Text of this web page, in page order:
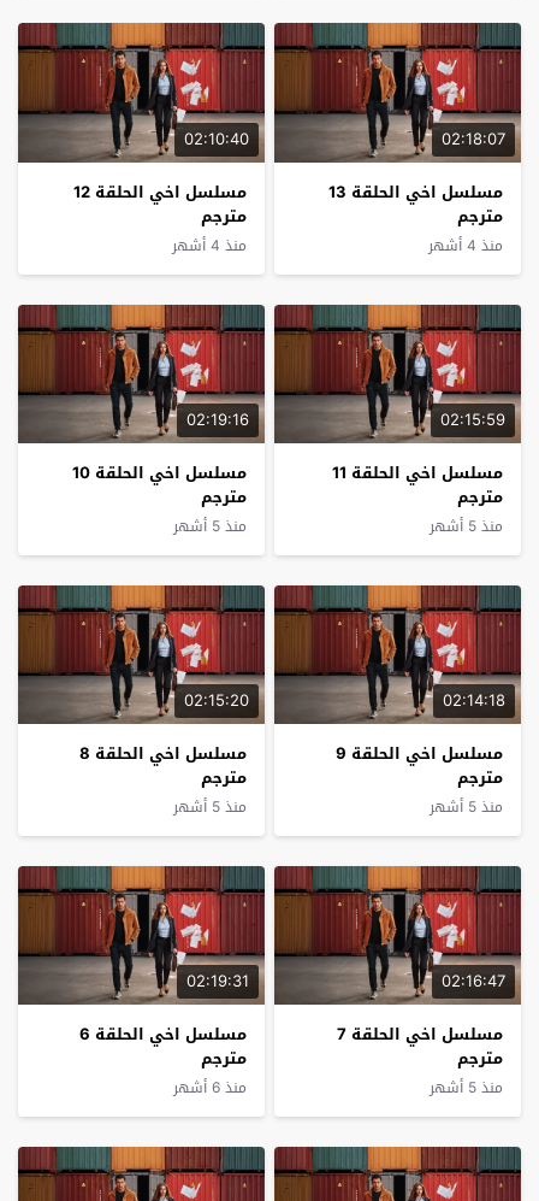
02:18:07
مسلسل اخي الحلقة 13
مترجم
منذ 4 أشهر
02:10:40
مسلسل اخي الحلقة 12
مترجم
منذ 4 أشهر
02:15:59
مسلسل اخي الحلقة 11
مترجم
منذ 5 أشهر
02:19:16
مسلسل اخي الحلقة 10
مترجم
منذ 5 أشهر
02:14:18
مسلسل اخي الحلقة 9
مترجم
منذ 5 أشهر
02:15:20
مسلسل اخي الحلقة 8
مترجم
منذ 5 أشهر
02:16:47
مسلسل اخي الحلقة 7
مترجم
منذ 5 أشهر
02:19:31
مسلسل اخي الحلقة 6
مترجم
منذ 6 أشهر